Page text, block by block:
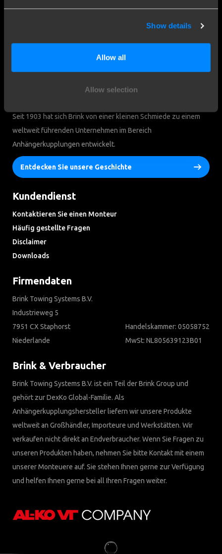
Show details
Allow all
Allow selection
Social media
Bleiben Sie über unsere neuesten Entwicklungen auf dem
Laufenden
Seit 1903 hat sich Brink von einer kleinen Schmiede zu einem
weltweit führenden Unternehmen im Bereich
Anhängerkupplungen entwickelt.
Entdecken Sie unsere Geschichte
Kundendienst
Kontaktieren Sie einen Monteur
Häufig gestellte Fragen
Disclaimer
Downloads
Firmendaten
Brink Towing Systems B.V.
Industrieweg 5
7951 CX Staphorst
Niederlande
Handelskammer: 05058752
MwSt: NL805639123B01
Brink & Verbraucher
Brink Towing Systems B.V. ist ein Teil der Brink Group und
gehört zur DexKo Global-Familie. Als
Anhängerkupplungshersteller liefern wir unsere Produkte
weltweit an Großhändler, Importeure und Werkstätten. Wir
verkaufen nicht direkt an Endverbraucher. Wenn Sie Fragen zu
unseren Produkten haben, nehmen Sie bitte Kontakt mit einem
unserer Monteuere auf. Sie stehen Ihnen gerne zur Verfügung
und helfen Ihnen gerne bei all Ihren Fragen weiter.